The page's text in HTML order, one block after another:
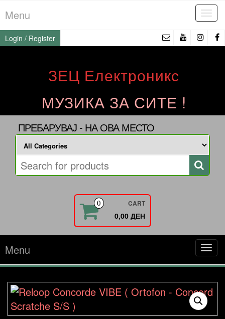
to
the
content
Menu
Login / Register
ЗЕЦ Електроникс
МУЗИКА ЗА СИТЕ !
ПРЕБАРУВАЈ - НА ОВА МЕСТО
0 CART
0,00 ДЕН
Menu